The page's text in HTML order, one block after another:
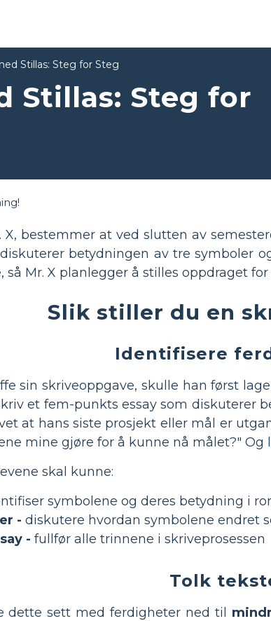
Stillas: Steg for Steg
Stillas: Steg for
bestemmer at ved slutten av
betydningen av tre symboler
Mr. X planlegger å stilles oppdraget
Slik stiller du en
Identifisere
sin skriveoppgave, skulle han først
et fem-punkts essay som diskuterer
at hans siste prosjekt eller mål er
mine gjøre for å kunne nå målet?" Og
skal kunne:
symbolene og deres betydning i
- diskutere hvordan symbolene endret
- fullfør alle trinnene i skriveprosessen
Tolk
dette sett med ferdigheter ned til